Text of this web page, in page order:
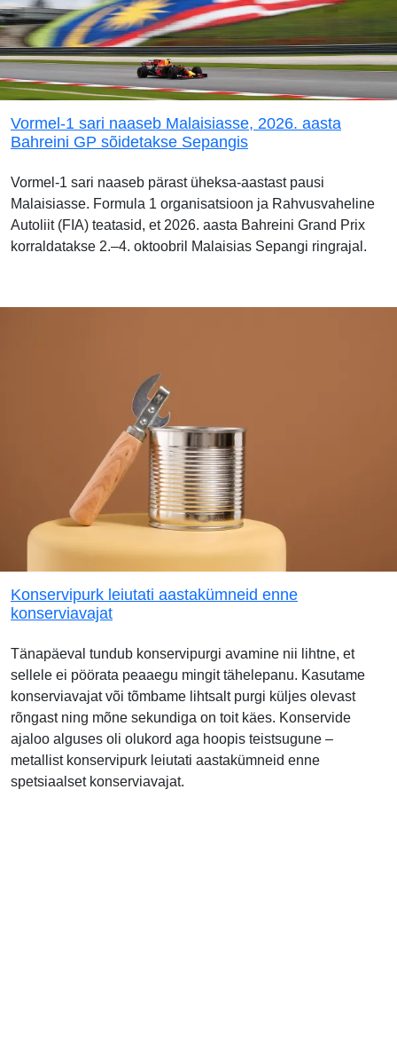
Vormel-1 sari naaseb Malaisiasse, 2026. aasta
Bahreini GP sõidetakse Sepangis
Vormel-1 sari naaseb pärast üheksa-aastast pausi
Malaisiasse. Formula 1 organisatsioon ja Rahvusvaheline
Autoliit (FIA) teatasid, et 2026. aasta Bahreini Grand Prix
korraldatakse 2.–4. oktoobril Malaisias Sepangi ringrajal.
Konservipurk leiutati aastakümneid enne
konserviavajat
Tänapäeval tundub konservipurgi avamine nii lihtne, et
sellele ei pöörata peaaegu mingit tähelepanu. Kasutame
konserviavajat või tõmbame lihtsalt purgi küljes olevast
rõngast ning mõne sekundiga on toit käes. Konservide
ajaloo alguses oli olukord aga hoopis teistsugune –
metallist konservipurk leiutati aastakümneid enne
spetsiaalset konserviavajat.